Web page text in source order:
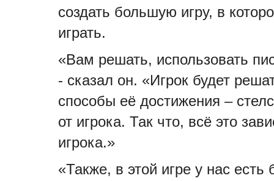
создать большую игру, в
играть.
«Вам решать, использовать
- сказал он. «Игрок будет
способы её достижения –
от игрока. Так что, всё это
игрока.»
«Также, в этой игре у нас